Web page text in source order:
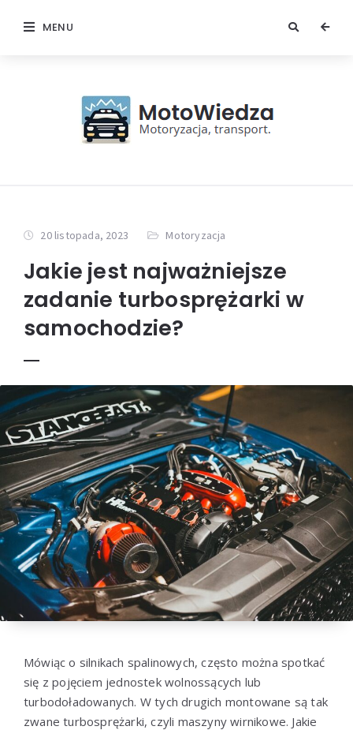
MENU
20 listopada, 2023 Motoryzacja
Jakie jest najważniejsze
zadanie turbosprężarki w
samochodzie?
Mówiąc o silnikach spalinowych, często można spotkać
się z pojęciem jednostek wolnossących lub
turbodoładowanych. W tych drugich montowane są tak
zwane turbosprężarki, czyli maszyny wirnikowe. Jakie